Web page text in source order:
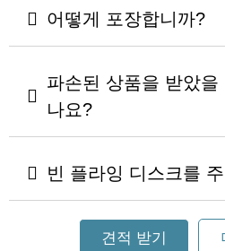
어떻게 포장합니까?
파손된 상품을 받았
나요?
빈 플라잉 디스크를
견적 받기